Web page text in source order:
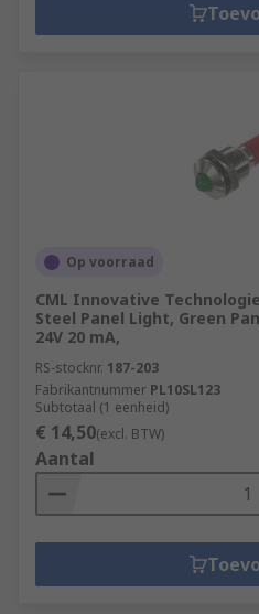
Op voorraad
CML Innovative
Steel Panel Light, Green
24V 20 mA,
RS-stocknr. 187-203
Fabrikantnummer PL10SL123
Subtotaal (1 eenheid)
€ 14,50(excl. BTW)
Aantal